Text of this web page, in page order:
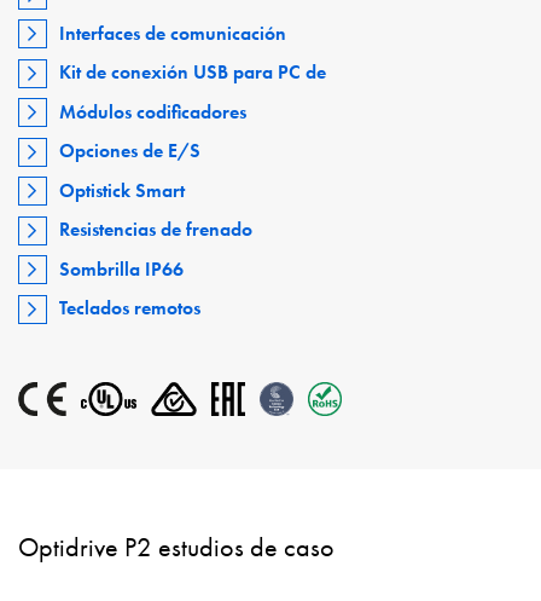
Interfaces de comunicación
Kit de conexión USB para PC de
Módulos codificadores
Opciones de E/S
Optistick Smart
Resistencias de frenado
Sombrilla IP66
Teclados remotos
Optidrive P2 estudios de caso